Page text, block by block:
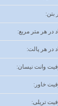
بتن:
در هر متر مربع:
در هر پالت:
وانت نیسان:
خاور :
تریلی: